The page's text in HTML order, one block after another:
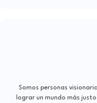
Somos personas
lograr un mundo más